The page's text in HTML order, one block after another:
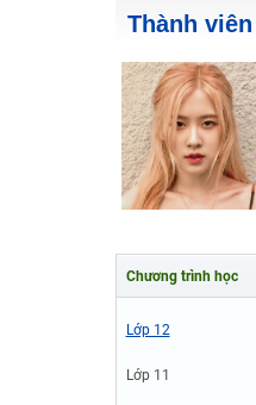
2K6! Lộ
Hot! Lễ hội
Khuyến Mãi
Đồng giá
Khai giảng
Khai giảng
Thành
Chương trình học
Lớp 12
Lớp 11